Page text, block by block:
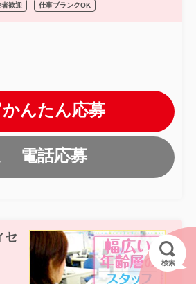
歓迎 仕事ブランクOK
かんたん応募
電話応募
セ
検索